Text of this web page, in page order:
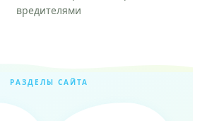
вредителями
РАЗДЕЛЫ САЙТА